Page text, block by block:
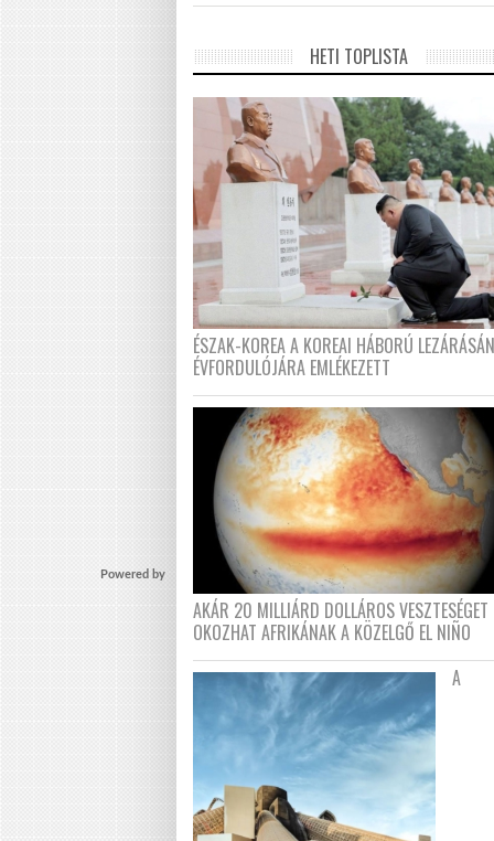
Powered by
HETI TOPLISTA
ÉSZAK-KOREA A KOREAI HÁBORÚ
ÉVFORDULÓJÁRA EMLÉKEZETT
AKÁR 20 MILLIÁRD DOLLÁROS
OKOZHAT AFRIKÁNAK A KÖZELGŐ EL NIÑO
A